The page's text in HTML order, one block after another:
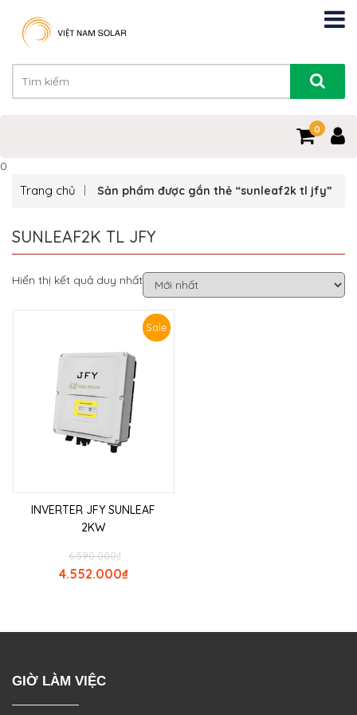
0
0
Trang chủ Sản phẩm được gắn thẻ “sunleaf2k tl jfy”
SUNLEAF2K TL JFY
Hiển thị kết quả duy nhất
Sale
INVERTER JFY SUNLEAF
2KW
₫
6.590.000
₫
4.552.000
GIỜ LÀM VIỆC